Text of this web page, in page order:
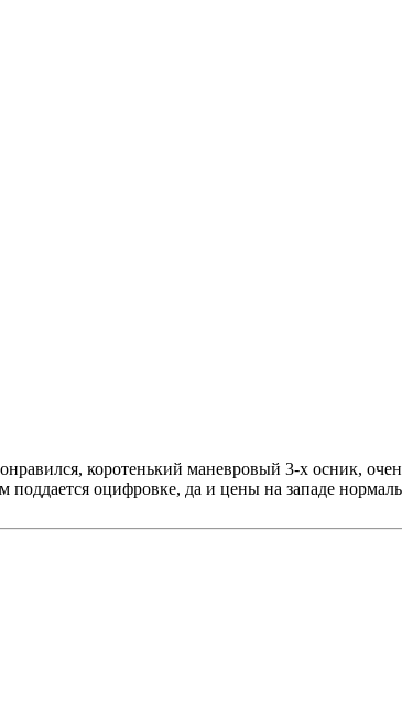
коротенький маневровый 3-х осник,
поддается оцифровке, да и цены на западе